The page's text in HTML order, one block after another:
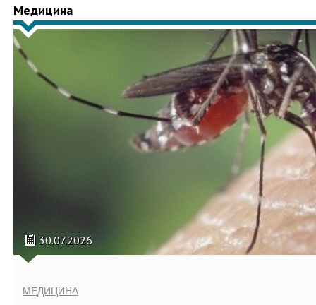
Медицина
30.07.2026
МЕДИЦИНА